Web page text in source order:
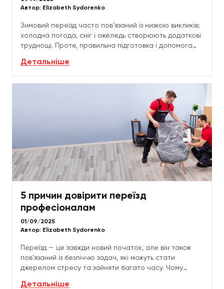
Автор: Elizabeth Sydorenko
Зимовий переїзд часто пов’язаний із низкою викликів:
холодна погода, сніг і ожеледь створюють додаткові
труднощі. Проте, правильна підготовка і допомога
Детальніше
5 причин довірити переїзд
професіоналам
01/09/2025
Автор: Elizabeth Sydorenko
Переїзд — це завжди новий початок, але він також
пов’язаний із безліччю задач, які можуть стати
джерелом стресу та зайняти багато часу. Чому
Детальніше